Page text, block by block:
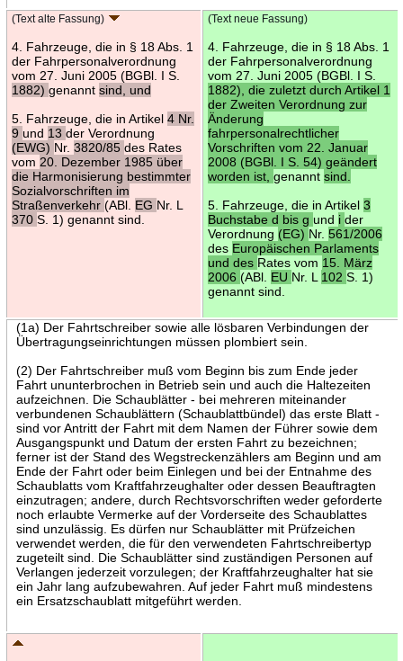
(Text alte Fassung)
4. Fahrzeuge, die in § 18 Abs. 1
der Fahrpersonalverordnung
vom 27. Juni 2005 (BGBl. I S.
1882) genannt sind, und
5. Fahrzeuge, die in Artikel 4 Nr.
9 und 13 der Verordnung
(EWG) Nr. 3820/85 des Rates
vom 20. Dezember 1985 über
die Harmonisierung bestimmter
Sozialvorschriften im
Straßenverkehr (ABl. EG Nr. L
370 S. 1) genannt sind.
(Text neue Fassung)
4. Fahrzeuge, die in § 18 Abs. 1
der Fahrpersonalverordnung
vom 27. Juni 2005 (BGBl. I S.
1882), die zuletzt durch Artikel 1
der Zweiten Verordnung zur
Änderung
fahrpersonalrechtlicher
Vorschriften vom 22. Januar
2008 (BGBl. I S. 54) geändert
worden ist, genannt sind.
5. Fahrzeuge, die in Artikel 3
Buchstabe d bis g und i der
Verordnung (EG) Nr. 561/2006
des Europäischen Parlaments
und des Rates vom 15. März
2006 (ABl. EU Nr. L 102 S. 1)
genannt sind.
(1a) Der Fahrtschreiber sowie alle lösbaren Verbindungen der
Übertragungseinrichtungen müssen plombiert sein.
(2) Der Fahrtschreiber muß vom Beginn bis zum Ende jeder
Fahrt ununterbrochen in Betrieb sein und auch die Haltezeiten
aufzeichnen. Die Schaublätter - bei mehreren miteinander
verbundenen Schaublättern (Schaublattbündel) das erste Blatt -
sind vor Antritt der Fahrt mit dem Namen der Führer sowie dem
Ausgangspunkt und Datum der ersten Fahrt zu bezeichnen;
ferner ist der Stand des Wegstreckenzählers am Beginn und am
Ende der Fahrt oder beim Einlegen und bei der Entnahme des
Schaublatts vom Kraftfahrzeughalter oder dessen Beauftragten
einzutragen; andere, durch Rechtsvorschriften weder geforderte
noch erlaubte Vermerke auf der Vorderseite des Schaublattes
sind unzulässig. Es dürfen nur Schaublätter mit Prüfzeichen
verwendet werden, die für den verwendeten Fahrtschreibertyp
zugeteilt sind. Die Schaublätter sind zuständigen Personen auf
Verlangen jederzeit vorzulegen; der Kraftfahrzeughalter hat sie
ein Jahr lang aufzubewahren. Auf jeder Fahrt muß mindestens
ein Ersatzschaublatt mitgeführt werden.